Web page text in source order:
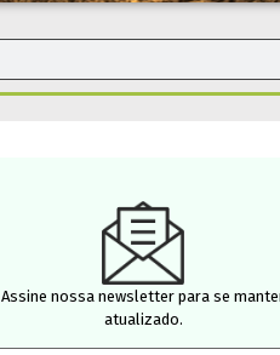
Assine nossa newsletter para se
atualizado.